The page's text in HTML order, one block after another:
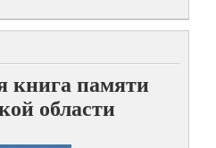
книга памяти
области